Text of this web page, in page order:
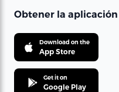
Obtener la aplicación
Download on the
App Store
Get it on
Google Play